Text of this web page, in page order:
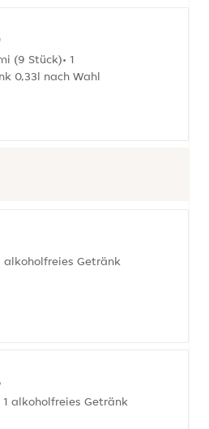
(9 Stück)• 1
0,33l nach Wahl
alkoholfreies Getränk
1 alkoholfreies Getränk